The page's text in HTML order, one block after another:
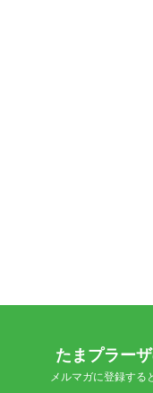
たまプラー
メルマガに登録する